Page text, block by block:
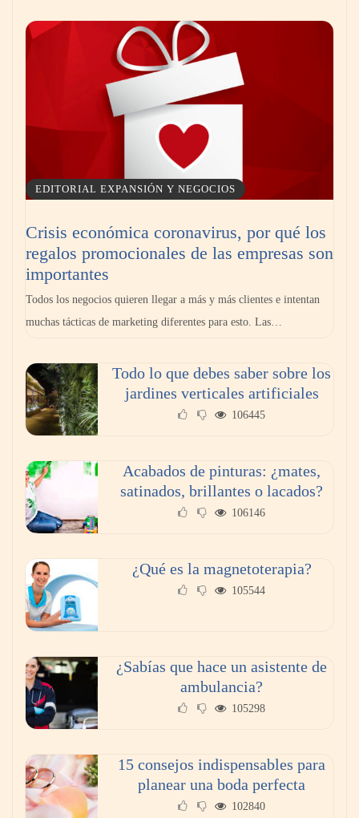
abogado laboralista
¿Cuándo y por qué debería contratar a un
abogado laboralista?
Aspectos a tener en cuenta para elegir el
¿Cuáles son las funciones de un abogado
laboral?
EDITORIAL EXPANSIÓN Y NEGOCIOS
Crisis económica coronavirus, por qué los
regalos promocionales de las empresas son
importantes
Todos los negocios quieren llegar a más y más clientes e intentan
muchas tácticas de marketing diferentes para esto. Las…
Todo lo que debes saber sobre los
jardines verticales artificiales
106445
Acabados de pinturas: ¿mates,
satinados, brillantes o lacados?
106146
¿Qué es la magnetoterapia?
105544
¿Sabías que hace un asistente de
ambulancia?
105298
15 consejos indispensables para
planear una boda perfecta
102840